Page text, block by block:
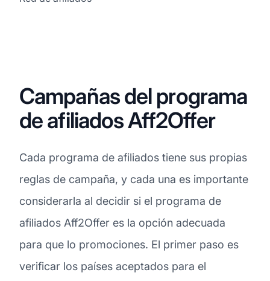
Campañas del programa
de afiliados Aff2Offer
Cada programa de afiliados tiene sus propias
reglas de campaña, y cada una es importante
considerarla al decidir si el programa de
afiliados Aff2Offer es la opción adecuada
para que lo promociones. El primer paso es
verificar los países aceptados para el